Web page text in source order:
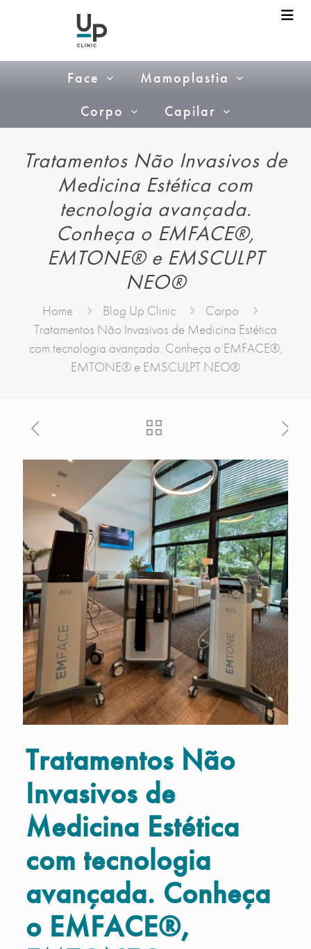
Face
Mamoplastia
Corpo
Capilar
Tratamentos Não Invasivos de
Medicina Estética com
tecnologia avançada.
Conheça o EMFACE®,
EMTONE® e EMSCULPT
NEO®
Home Blog Up Clinic
Corpo
Tratamentos Não Invasivos de Medicina Estética
com tecnologia avançada. Conheça o EMFACE®,
EMTONE® e EMSCULPT NEO®
Tratamentos Não
Invasivos de
Medicina Estética
com tecnologia
avançada. Conheça
o EMFACE®,